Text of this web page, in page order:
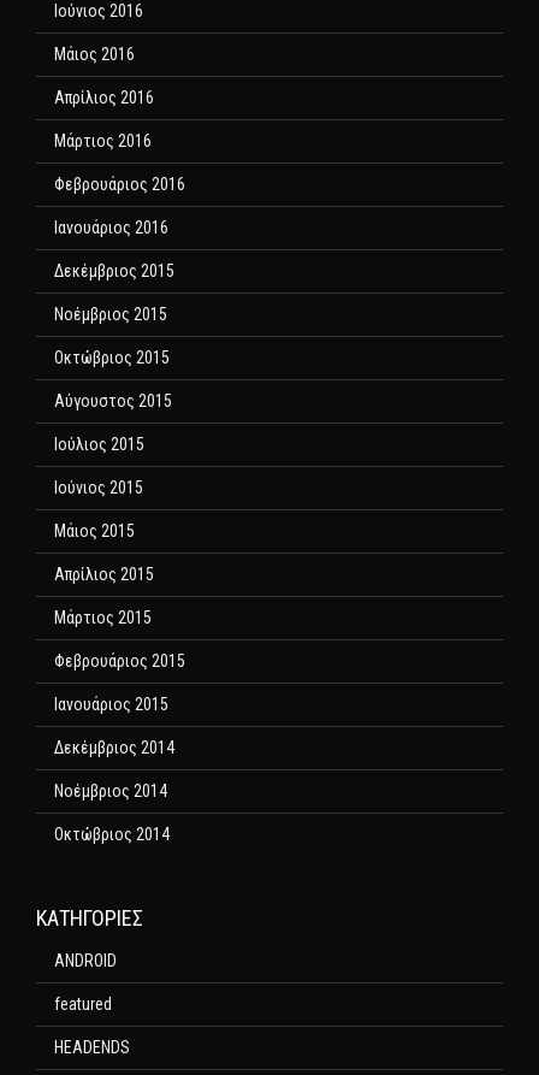
Ιούνιος 2016
Μάιος 2016
Απρίλιος 2016
Μάρτιος 2016
Φεβρουάριος 2016
Ιανουάριος 2016
Δεκέμβριος 2015
Νοέμβριος 2015
Οκτώβριος 2015
Αύγουστος 2015
Ιούλιος 2015
Ιούνιος 2015
Μάιος 2015
Απρίλιος 2015
Μάρτιος 2015
Φεβρουάριος 2015
Ιανουάριος 2015
Δεκέμβριος 2014
Νοέμβριος 2014
Οκτώβριος 2014
KΑΤΗΓΟΡΊΕΣ
ANDROID
featured
HEADENDS